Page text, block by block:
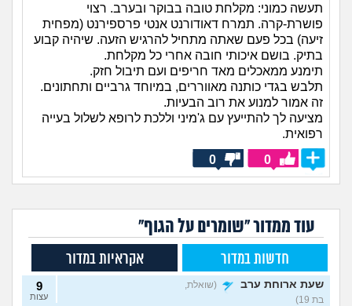
תעשה כמוני: מקלחת טובה בבוקר ובערב. רצוי
פושרת-קרה. תמרח דאודורנט אנטי פרספירנט (מפחית
זיעה) בכל פעם שאתה מתחיל להרגיש הזעה. שיהיה קבוע
בתיק. בושם איכותי חובה אחרי כל מקלחת.
תימנע ממאכלים מאד חריפים ועם תיבול חזק.
תלבש בגדי כותנה מאווררים, במיוחד גרביים ותחתונים.
זה אמור למנוע את רוב הבעיות.
מציעה לך להתייעץ עם ג'מיני וללכת לרופא לשלול בעייה
רפואית.
0
0
עוד ממדור "שומרים על הגוף"
חדשות במדור אקראיות במדור
שעת ארוחת ערב
(שואלת,
בת 19)
9
עצות